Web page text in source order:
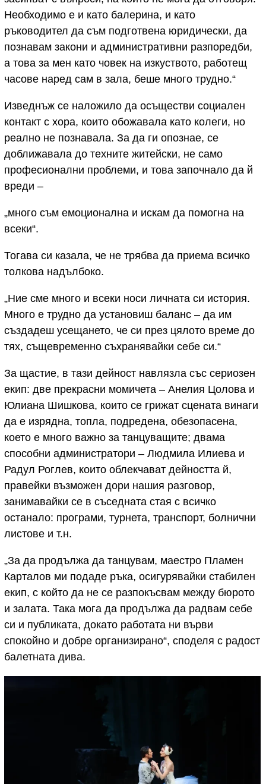
Необходимо е и като балерина, и като
ръководител да съм подготвена юридически, да
познавам закони и административни разпоредби,
а това за мен като човек на изкуството, работещ
часове наред сам в зала, беше много трудно.“
Изведнъж се наложило да осъществи социален
контакт с хора, които обожавала като колеги, но
реално не познавала. За да ги опознае, се
доближавала до техните житейски, не само
професионални проблеми, и това започнало да й
вреди –
„много съм емоционална и искам да помогна на
всеки“.
Тогава си казала, че не трябва да приема всичко
толкова надълбоко.
„Ние сме много и всеки носи личната си история.
Много е трудно да установиш баланс – да им
създадеш усещането, че си през цялото време до
тях, същевременно съхранявайки себе си.“
За щастие, в тази дейност навлязла със сериозен
екип: две прекрасни момичета – Анелия Цолова и
Юлиана Шишкова, които се грижат сцената винаги
да е изрядна, топла, подредена, обезопасена,
което е много важно за танцуващите; двама
способни администратори – Людмила Илиева и
Радул Роглев, които облекчават дейността й,
правейки възможен дори нашия разговор,
занимавайки се в съседната стая с всичко
останало: програми, турнета, транспорт, болнични
листове и т.н.
„За да продължа да танцувам, маестро Пламен
Карталов ми подаде ръка, осигурявайки стабилен
екип, с който да не се разпокъсвам между бюрото
и залата. Така мога да продължа да радвам себе
си и публиката, докато работата ни върви
спокойно и добре организирано“, споделя с радост
балетната дива.